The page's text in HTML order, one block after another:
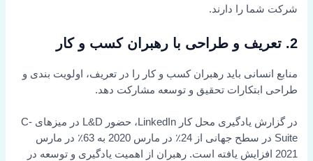
شرکت شما را دارند.
2. تعریف و طراحی با رهبران کسب و کار
منابع انسانی باید رهبران کسب و کار را در تعریف، اولویت بندی و
طراحی ابتکارات تحقیق و توسعه مشارکت دهد.
در گزارش یادگیری محل کار LinkedIn، حضور L&D در میزهای C-
Suite در سطح جهانی از 24٪ در مارس 2020 به 63٪ در مارس
2021 افزایش یافته است. رهبران از اهمیت یادگیری و توسعه در